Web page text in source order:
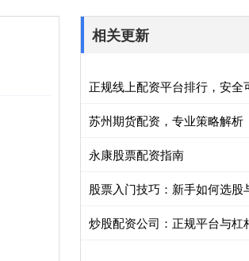
相关更新
正规线上配资平台排行，安全
苏州期货配资，专业策略解析
永康股票配资指南
股票入门技巧：新手如何选股
炒股配资公司：正规平台与杠